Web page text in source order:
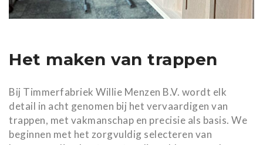
Het maken van trappen
Bij Timmerfabriek Willie Menzen B.V. wordt elk
detail in acht genomen bij het vervaardigen van
trappen, met vakmanschap en precisie als basis. We
beginnen met het zorgvuldig selecteren van